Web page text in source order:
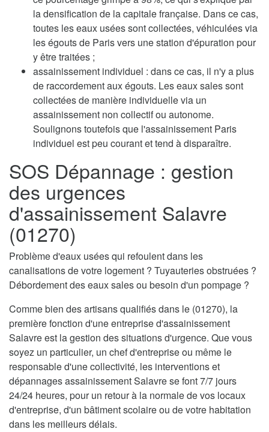
la densification de la capitale française. Dans ce cas,
toutes les eaux usées sont collectées, véhiculées via
les égouts de Paris vers une station d'épuration pour
y être traitées ;
assainissement individuel : dans ce cas, il n'y a plus
de raccordement aux égouts. Les eaux sales sont
collectées de manière individuelle via un
assainissement non collectif ou autonome.
Soulignons toutefois que l'assainissement Paris
individuel est peu courant et tend à disparaître.
SOS Dépannage : gestion
des urgences
d'assainissement Salavre
(01270)
Problème d'eaux usées qui refoulent dans les
canalisations de votre logement ? Tuyauteries obstruées ?
Débordement des eaux sales ou besoin d'un pompage ?
Comme bien des artisans qualifiés dans le (01270), la
première fonction d'une entreprise d'assainissement
Salavre est la gestion des situations d'urgence. Que vous
soyez un particulier, un chef d'entreprise ou même le
responsable d'une collectivité, les interventions et
dépannages assainissement Salavre se font 7/7 jours
24/24 heures, pour un retour à la normale de vos locaux
d'entreprise, d'un bâtiment scolaire ou de votre habitation
dans les meilleurs délais.